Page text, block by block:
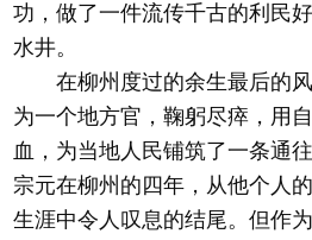
功，做了一件流传千古的利民
水井。
在柳州度过的余生最后的风
为一个地方官，鞠躬尽瘁，用
血，为当地人民铺筑了一条通
宗元在柳州的四年，从他个人
生涯中令人叹息的结尾。但作